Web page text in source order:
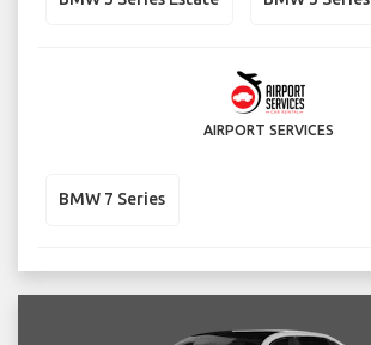
AIRPORT SERVICES
BMW 7 Series